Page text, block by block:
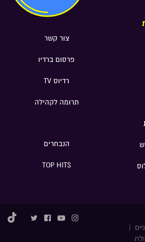
צור קשר
פרסום ברדיו
רדיוס TV
תרומה לקהילה
הנבחרים
TOP HITS